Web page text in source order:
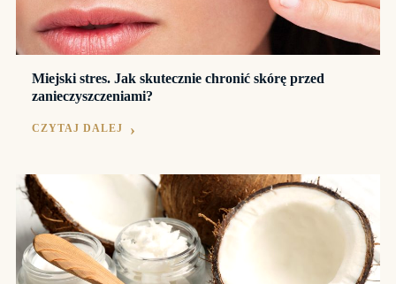
Miejski stres. Jak skutecznie chronić skórę przed
zanieczyszczeniami?
CZYTAJ DALEJ